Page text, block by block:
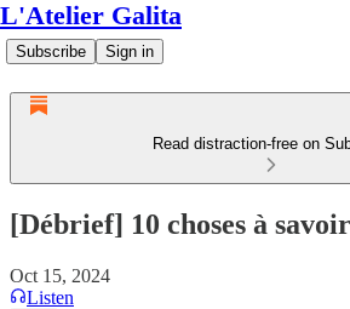
L'Atelier Galita
Subscribe Sign in
Read distraction-free on
[Débrief] 10 choses à
Oct 15, 2024
Listen